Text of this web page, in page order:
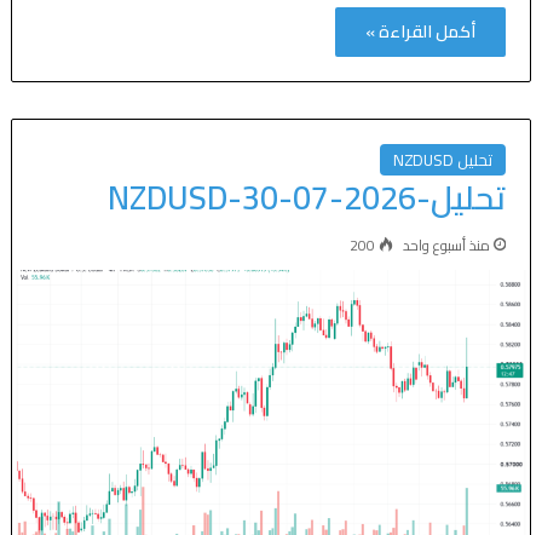
أكمل القراءة »
تحليل NZDUSD
تحليل-NZDUSD-30-07-2026
منذ أسبوع واحد 200